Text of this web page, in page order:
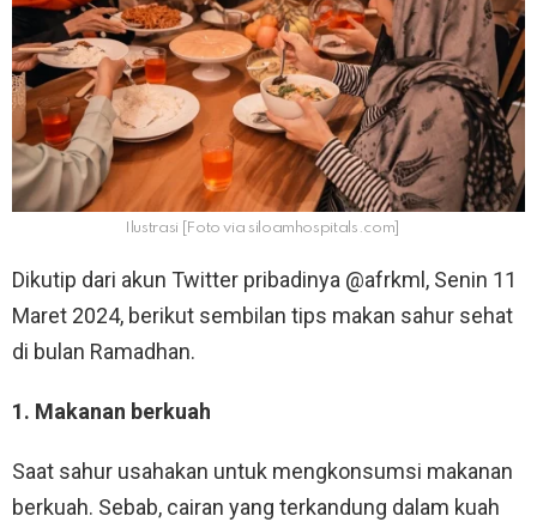
Ilustrasi [Foto via siloamhospitals.com]
Dikutip dari akun Twitter pribadinya @afrkml, Senin 11
Maret 2024, berikut sembilan tips makan sahur sehat
di bulan Ramadhan.
1. Makanan berkuah
Saat sahur usahakan untuk mengkonsumsi makanan
berkuah. Sebab, cairan yang terkandung dalam kuah